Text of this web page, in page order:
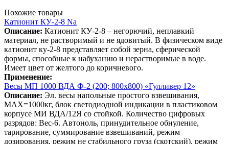
Похожие товары
Катионит КУ-2-8 Na
Описание: Катионит КУ-2-8 – негорючий, неплавкий
материал, не растворимый и не ядовитый. В физическом виде
катионит ку-2-8 представляет собой зерна, сферической
формы, способные к набуханию и нерастворимые в воде.
Имеет цвет от желтого до коричневого.
Применение:
Весы МП 1000 ВДА Ф-2 (200; 800х800) «Гулливер 12»
Описание: Эл. весы напольные простого взвешивания,
МАХ=1000кг, блок светодиодной индикации в пластиковом
корпусе МИ ВДА/12Я со стойкой. Количество цифровых
разрядов: Вес-6. Автоноль, принудительное обнуление,
тарирование, суммирование взвешиваний, режим
дозирования, режим не стабильного груза (скотский), режим